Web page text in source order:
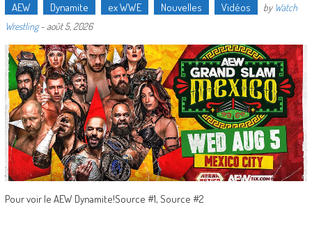
AEW Dynamite ex WWE Nouvelles Vidéos by Watch
Wrestling- août 5, 2026
Pour voir le AEW Dynamite!Source #1, Source #2